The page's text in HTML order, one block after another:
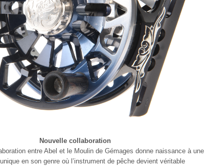
Nouvelle collaboration
entre Abel et le Moulin de Gémages donne naissance à une
en son genre où l’instrument de pêche devient véritable